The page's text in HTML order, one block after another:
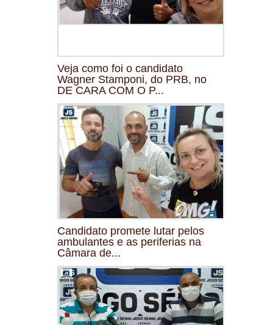
Veja como foi o candidato
Wagner Stamponi, do PRB, no
DE CARA COM O P...
Candidato promete lutar pelos
ambulantes e as periferias na
Câmara de...